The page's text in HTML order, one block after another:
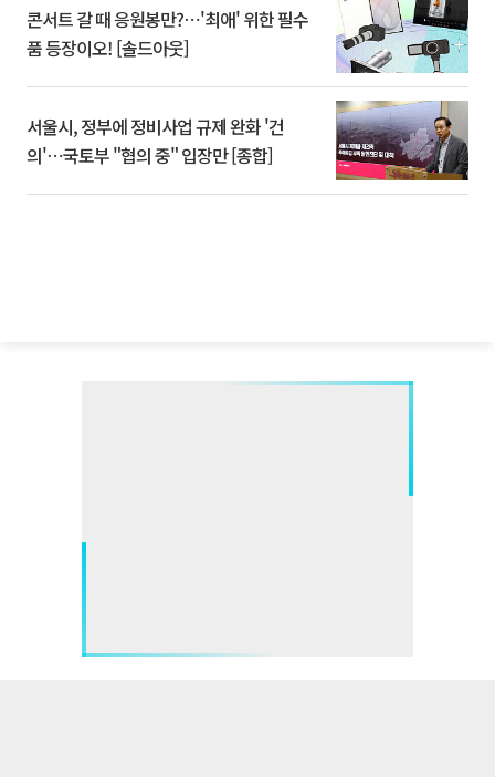
콘서트 갈 때 응원봉만?⋯'최애' 위한 필수
품 등장이오! [솔드아웃]
서울시, 정부에 정비사업 규제 완화 '건
의'⋯국토부 "협의 중" 입장만 [종합]